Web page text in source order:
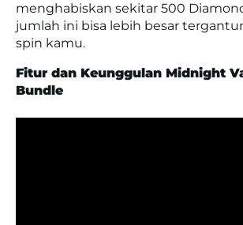
menghabiskan sekitar 500
jumlah ini bisa lebih besar
spin kamu.
Fitur dan Keunggulan Midnight
Bundle